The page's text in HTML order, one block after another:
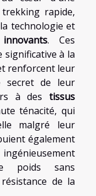
rapide,
technologie et
. Ces
significative à la
renforcent leur
secret de leur
à des tissus
ténacité, qui
malgré leur
également
ingénieusement
poids sans
de la